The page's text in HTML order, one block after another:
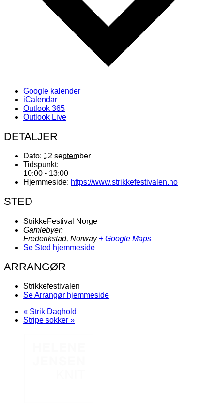
Google kalender
iCalendar
Outlook 365
Outlook Live
DETALJER
Dato: 12 september
Tidspunkt:
10:00 - 13:00
Hjemmeside: https://www.strikkefestivalen.no
STED
StrikkeFestival Norge
Gamlebyen
Frederikstad, Norway + Google Maps
Se Sted hjemmeside
ARRANGØR
Strikkefestivalen
Se Arrangør hjemmeside
« Strik Daghold
Stripe sokker »